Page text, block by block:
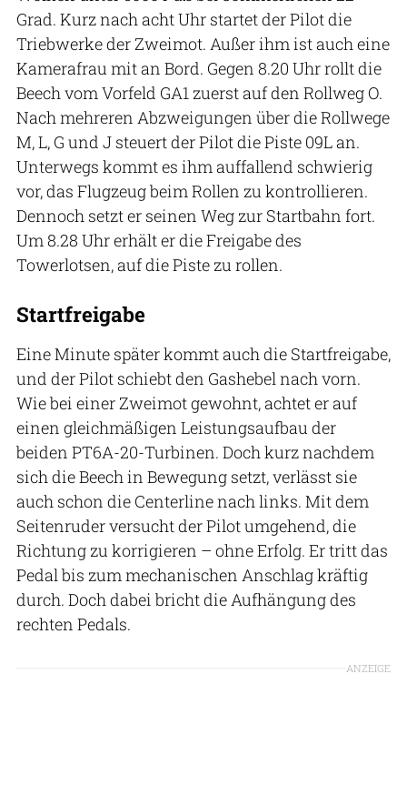
Grad. Kurz nach acht Uhr startet der Pilot die
Triebwerke der Zweimot. Außer ihm ist auch eine
Kamerafrau mit an Bord. Gegen 8.20 Uhr rollt die
Beech vom Vorfeld GA1 zuerst auf den Rollweg O.
Nach mehreren Abzweigungen über die Rollwege
M, L, G und J steuert der Pilot die Piste 09L an.
Unterwegs kommt es ihm auffallend schwierig
vor, das Flugzeug beim Rollen zu kontrollieren.
Dennoch setzt er seinen Weg zur Startbahn fort.
Um 8.28 Uhr erhält er die Freigabe des
Towerlotsen, auf die Piste zu rollen.
Startfreigabe
Eine Minute später kommt auch die Startfreigabe,
und der Pilot schiebt den Gashebel nach vorn.
Wie bei einer Zweimot gewohnt, achtet er auf
einen gleichmäßigen Leistungsaufbau der
beiden PT6A-20-Turbinen. Doch kurz nachdem
sich die Beech in Bewegung setzt, verlässt sie
auch schon die Centerline nach links. Mit dem
Seitenruder versucht der Pilot umgehend, die
Richtung zu korrigieren – ohne Erfolg. Er tritt das
Pedal bis zum mechanischen Anschlag kräftig
durch. Doch dabei bricht die Aufhängung des
rechten Pedals.
ANZEIGE